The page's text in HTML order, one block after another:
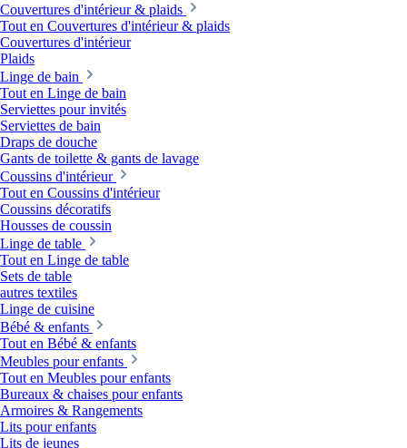
Couvertures d'intérieur & plaids
Tout en Couvertures d'intérieur & plaids
Couvertures d'intérieur
Plaids
Linge de bain
Tout en Linge de bain
Serviettes pour invités
Serviettes de bain
Draps de douche
Gants de toilette & gants de lavage
Coussins d'intérieur
Tout en Coussins d'intérieur
Coussins décoratifs
Housses de coussin
Linge de table
Tout en Linge de table
Sets de table
autres textiles
Linge de cuisine
Bébé & enfants
Tout en Bébé & enfants
Meubles pour enfants
Tout en Meubles pour enfants
Bureaux & chaises pour enfants
Armoires & Rangements
Lits pour enfants
Lits de jeunes